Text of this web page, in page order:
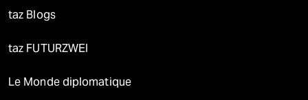
taz Blogs
taz FUTURZWEI
Le Monde diplomatique